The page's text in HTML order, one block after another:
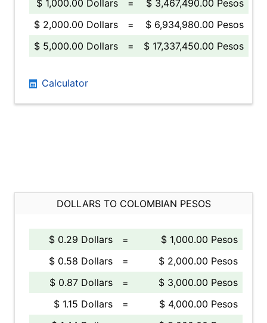
$ 1,000.00 Dollars
=
$ 3,467,490.00 Pesos
$ 2,000.00 Dollars
=
$ 6,934,980.00 Pesos
$ 5,000.00 Dollars
= $ 17,337,450.00 Pesos
Calculator
DOLLARS TO COLOMBIAN PESOS
$ 0.29 Dollars =
$ 1,000.00 Pesos
$ 0.58 Dollars
=
$ 2,000.00 Pesos
$ 0.87 Dollars
=
$ 3,000.00 Pesos
$ 1.15 Dollars
=
$ 4,000.00 Pesos